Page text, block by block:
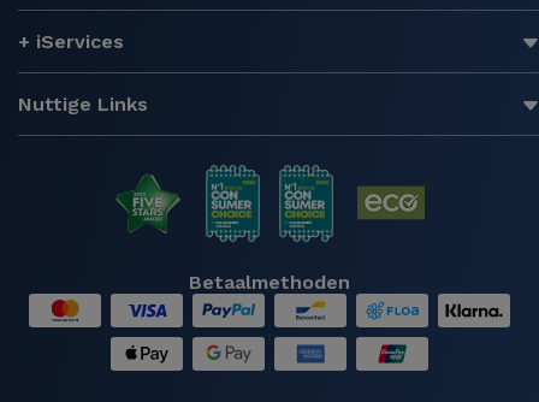
+ iServices
Nuttige Links
Betaalmethoden